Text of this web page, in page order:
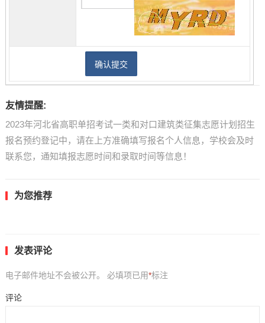
友情提醒:
2023年河北省高职单招考试一类和对口建筑类征集志愿计划招生
报名预约登记中，请在上方准确填写报名个人信息，学校会及时
联系您，通知填报志愿时间和录取时间等信息！
为您推荐
发表评论
电子邮件地址不会被公开。 必填项已用*标注
评论